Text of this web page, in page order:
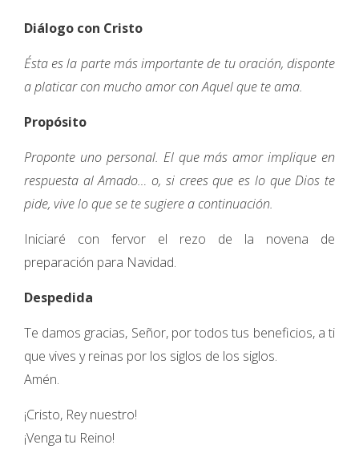
Diálogo con Cristo
Ésta es la parte más importante de tu oración, disponte
a platicar con mucho amor con Aquel que te ama.
Propósito
Proponte uno personal. El que más amor implique en
respuesta al Amado… o, si crees que es lo que Dios te
pide, vive lo que se te sugiere a continuación.
Iniciaré con fervor el rezo de la novena de
preparación para Navidad.
Despedida
Te damos gracias, Señor, por todos tus beneficios, a ti
que vives y reinas por los siglos de los siglos.
Amén.
¡Cristo, Rey nuestro!
¡Venga tu Reino!